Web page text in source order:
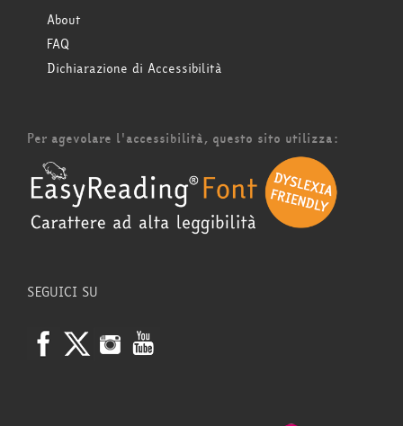
About
FAQ
Dichiarazione di Accessibilità
Per agevolare l'accessibilità, questo sito utilizza:
SEGUICI SU